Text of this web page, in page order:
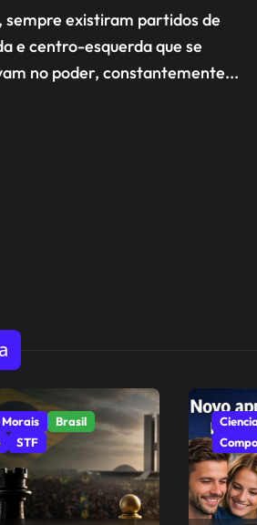
sempre existiram partidos de
e centro-esquerda que se
no poder, constantemente...
Brasil
STF